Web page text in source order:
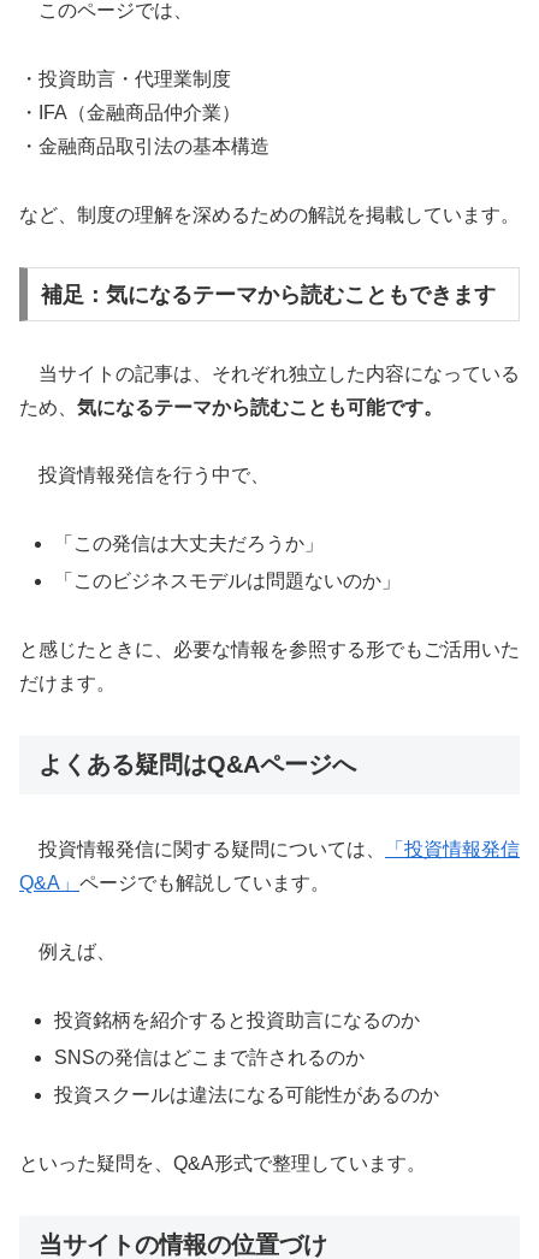
このページでは、
・投資助言・代理業制度
・IFA（金融商品仲介業）
・金融商品取引法の基本構造
など、制度の理解を深めるための解説を掲載しています。
補足：気になるテーマから読むこともできます
当サイトの記事は、それぞれ独立した内容になっている
ため、 気になるテーマから読むことも可能です。
投資情報発信を行う中で、
「この発信は大丈夫だろうか」
「このビジネスモデルは問題ないのか」
と感じたときに、必要な情報を参照する形でもご活用いた
だけます。
よくある疑問はQ&Aページへ
投資情報発信に関する疑問については、
「投資情報発信
Q&A」 ページでも解説しています。
例えば、
投資銘柄を紹介すると投資助言になるのか
SNSの発信はどこまで許されるのか
投資スクールは違法になる可能性があるのか
といった疑問を、Q&A形式で整理しています。
当サイトの情報の位置づけ